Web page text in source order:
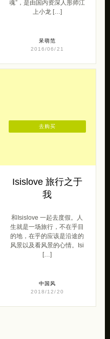
魂”，是由国内资深人形师江
上小龙 […]
呆萌范
2016/06/21
Isislove 旅行之于
我
和Isislove 一起去度假。人
生就是一场旅行，不在乎目
的地，在乎的应该是沿途的
风景以及看风景的心情。Isi
[…]
中国风
2018/12/20
去购买